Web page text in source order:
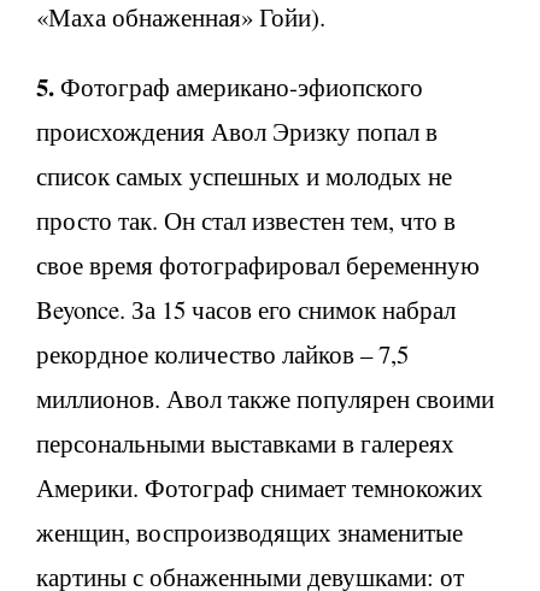
«Маха обнаженная» Гойи).
5.Фотограф американо-эфиопского
происхождения Авол Эризку попал в
список самых успешных и молодых не
просто так. Он стал известен тем, что в
свое время фотографировал беременную
Beyonce. За 15 часов его снимок набрал
рекордное количество лайков – 7,5
миллионов. Авол также популярен своими
персональными выставками в галереях
Америки. Фотограф снимает темнокожих
женщин, воспроизводящих знаменитые
картины с обнаженными девушками: от